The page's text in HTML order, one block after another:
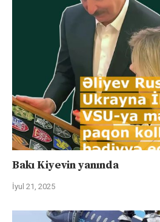
Bakı Kiyevin yanında
İyul 21, 2025